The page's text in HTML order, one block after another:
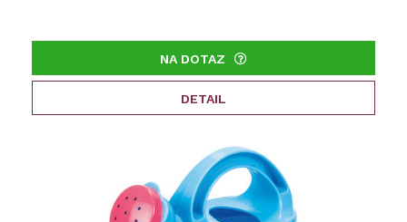
NA DOTAZ
DETAIL